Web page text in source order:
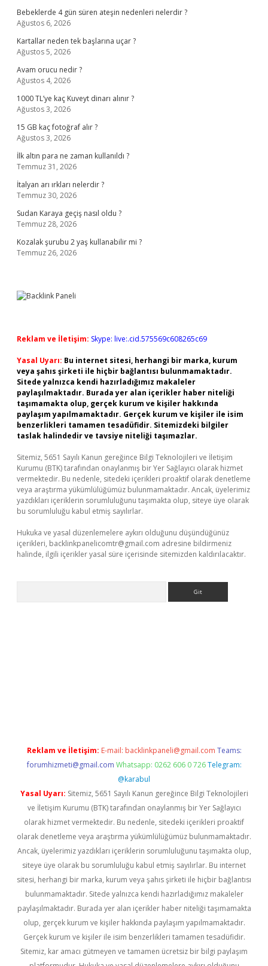
Bebeklerde 4 gün süren ateşin nedenleri nelerdir ?
Ağustos 6, 2026
Kartallar neden tek başlarına uçar ?
Ağustos 5, 2026
Avam orucu nedir ?
Ağustos 4, 2026
1000 TL’ye kaç Kuveyt dinarı alınır ?
Ağustos 3, 2026
15 GB kaç fotoğraf alır ?
Ağustos 3, 2026
İlk altın para ne zaman kullanıldı ?
Temmuz 31, 2026
İtalyan arı ırkları nelerdir ?
Temmuz 30, 2026
Sudan Karaya geçiş nasıl oldu ?
Temmuz 28, 2026
Kozalak şurubu 2 yaş kullanabilir mi ?
Temmuz 26, 2026
Reklam ve İletişim: Skype: live:.cid.575569c608265c69
Yasal Uyarı: Bu internet sitesi, herhangi bir marka, kurum
veya şahıs şirketi ile hiçbir bağlantısı bulunmamaktadır.
Sitede yalnızca kendi hazırladığımız makaleler
paylaşılmaktadır. Burada yer alan içerikler haber niteliği
taşımamakta olup, gerçek kurum ve kişiler hakkında
paylaşım yapılmamaktadır. Gerçek kurum ve kişiler ile isim
benzerlikleri tamamen tesadüfidir. Sitemizdeki bilgiler
taslak halindedir ve tavsiye niteliği taşımazlar.
Sitemiz, 5651 Sayılı Kanun gereğince Bilgi Teknolojileri ve İletişim
Kurumu (BTK) tarafından onaylanmış bir Yer Sağlayıcı olarak hizmet
vermektedir. Bu nedenle, sitedeki içerikleri proaktif olarak denetleme
veya araştırma yükümlülüğümüz bulunmamaktadır. Ancak, üyelerimiz
yazdıkları içeriklerin sorumluluğunu taşımakta olup, siteye üye olarak
bu sorumluluğu kabul etmiş sayılırlar.
Hukuka ve yasal düzenlemelere aykırı olduğunu düşündüğünüz
içerikleri, backlinkpanelicomtr@gmail.com adresine bildirmeniz
halinde, ilgili içerikler yasal süre içerisinde sitemizden kaldırılacaktır.
Reklam ve İletişim: E-mail: backlinkpaneli@gmail.com Teams:
forumhizmeti@gmail.com Whatsapp: 0262 606 0 726 Telegram:
@karabul
Yasal Uyarı: Sitemiz, 5651 Sayılı Kanun gereğince Bilgi Teknolojileri
ve İletişim Kurumu (BTK) tarafından onaylanmış bir Yer Sağlayıcı
olarak hizmet vermektedir. Bu nedenle, sitedeki içerikleri proaktif
olarak denetleme veya araştırma yükümlülüğümüz bulunmamaktadır.
Ancak, üyelerimiz yazdıkları içeriklerin sorumluluğunu taşımakta olup,
siteye üye olarak bu sorumluluğu kabul etmiş sayılırlar. Bu internet
sitesi, herhangi bir marka, kurum veya şahıs şirketi ile hiçbir bağlantısı
bulunmamaktadır. Sitede yalnızca kendi hazırladığımız makaleler
paylaşılmaktadır. Burada yer alan içerikler haber niteliği taşımamakta
olup, gerçek kurum ve kişiler hakkında paylaşım yapılmamaktadır.
Gerçek kurum ve kişiler ile isim benzerlikleri tamamen tesadüfidir.
Sitemiz, kar amacı gütmeyen ve tamamen ücretsiz bir bilgi paylaşım